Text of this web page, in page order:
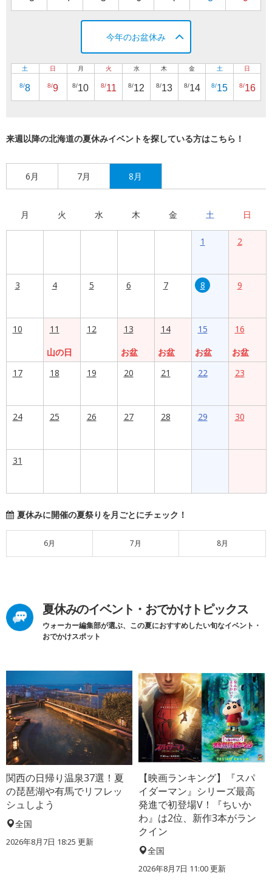
今年のお盆休み
土
8/8
日
8/9
月
8/10
火
8/11
水
8/12
木
8/13
金
8/14
土
8/15
日
8/16
来週以降の北海道の夏休みイベントを探している方はこちら！
6月 7月 8月
月 火 水 木 金 土 日
1 2
3 4 5 6 7 8 9
10
11
山の日
12
13
お盆
14
お盆
15
お盆
16
お盆
17
18 19 20 21 22 23
24 25 26 27 28 29 30
31
夏休みに開催の夏祭りを月ごとにチェック！
6月 7月 8月
夏休みのイベント・おでかけトピックス
ウォーカー編集部が選ぶ、この夏におすすめしたい旬なイベント・
おでかけスポット
関西の日帰り温泉37選！夏
の琵琶湖や有馬でリフレッ
シュしよう
全国
2026年8月7日 18:25 更新
【映画ランキング】『スパ
イダーマン』シリーズ最高
発進で初登場V！『ちいか
わ』は2位、新作3本がラン
クイン
全国
2026年8月7日 11:00更新